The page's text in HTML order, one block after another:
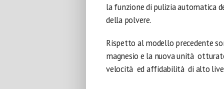
la funzione di pulizia automatica
della polvere.
Rispetto al modello precedente
magnesio e la nuova unità
velocità ed affidabilità di alto